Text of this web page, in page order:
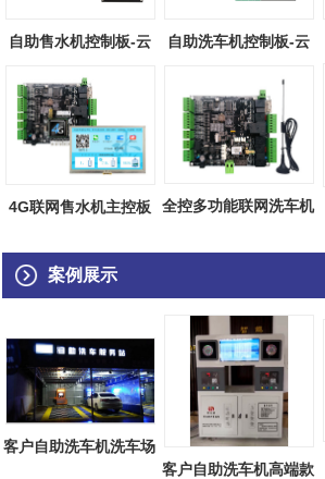
自助售水机控制板-云
端物联
自助洗车机控制板-云
4G联网售水机主控板
全控多功能联网洗车机
案例展示
客户自助洗车机洗车场
客户自助洗车机高端款